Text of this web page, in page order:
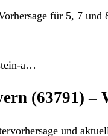
für 5, 7 und
a…
(63791) –
und